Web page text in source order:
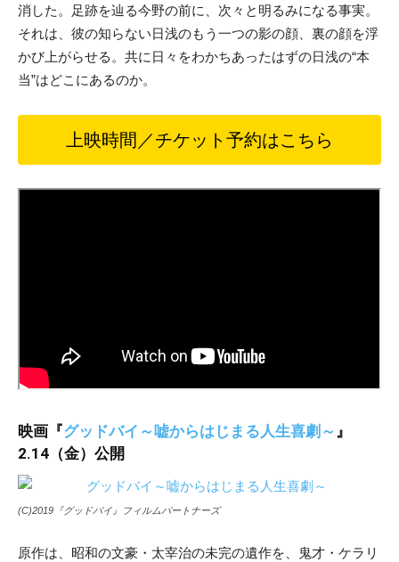
消した。足跡を辿る今野の前に、次々と明るみになる事実。
それは、彼の知らない日浅のもう一つの影の顔、裏の顔を浮
かび上がらせる。共に日々をわかちあったはずの日浅の“本
当”はどこにあるのか。
上映時間／チケット予約はこちら
映画『グッドバイ～嘘からはじまる人生喜劇～ 』
2.14（金） 公開
(C)2019『グッドバイ』フィルムパートナーズ
原作は、昭和の文豪・太宰治の未完の遺作を、鬼才・ケラリ